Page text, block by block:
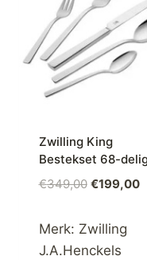
Zwilling King
Bestekset 68-
€349,00
was:
€349,00.
€199,00
Merk: Zwilling
J.A.Henckels